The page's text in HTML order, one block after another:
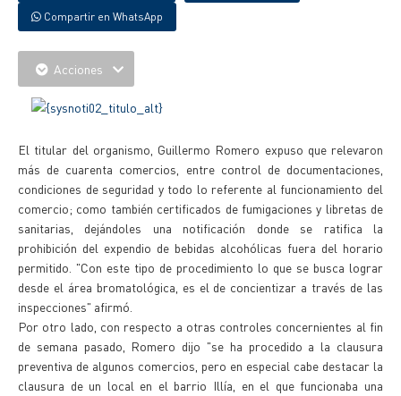
Compartir en WhatsApp
Acciones
El titular del organismo, Guillermo Romero expuso que relevaron
más de cuarenta comercios, entre control de documentaciones,
condiciones de seguridad y todo lo referente al funcionamiento del
comercio; como también certificados de fumigaciones y libretas de
sanitarias, dejándoles una notificación donde se ratifica la
prohibición del expendio de bebidas alcohólicas fuera del horario
permitido. "Con este tipo de procedimiento lo que se busca lograr
desde el área bromatológica, es el de concientizar a través de las
inspecciones" afirmó.
Por otro lado, con respecto a otras controles concernientes al fin
de semana pasado, Romero dijo "se ha procedido a la clausura
preventiva de algunos comercios, pero en especial cabe destacar la
clausura de un local en el barrio Illía, en el que funcionaba una